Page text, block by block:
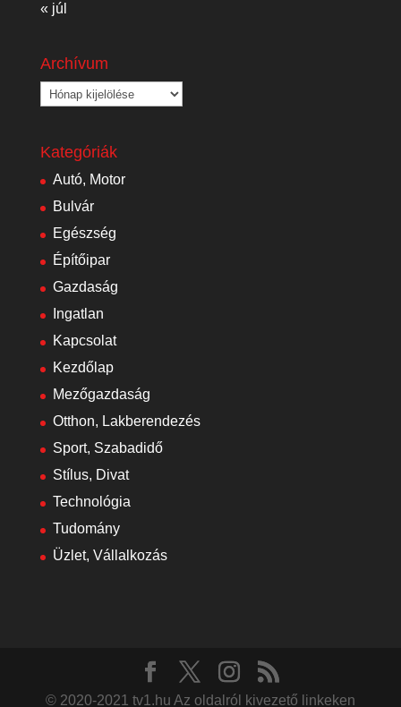
« júl
Archívum
Archívum
Kategóriák
Autó, Motor
Bulvár
Egészség
Építőipar
Gazdaság
Ingatlan
Kapcsolat
Kezdőlap
Mezőgazdaság
Otthon, Lakberendezés
Sport, Szabadidő
Stílus, Divat
Technológia
Tudomány
Üzlet, Vállalkozás
© 2020-2021 tv1.hu Az oldalról kivezető linkeken